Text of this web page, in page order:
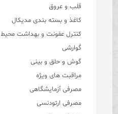
قلب و عروق
کاغذ و بسته بندی مدیکال
کنترل عفونت و بهداشت محیط
گوارشی
گوش و حلق و بینی
مراقبت های ویژه
مصرفی آزمایشگاهی
مصرفی ارتودنسی